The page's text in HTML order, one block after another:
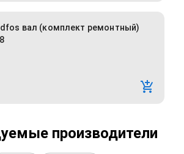
вал (комплект ремонтный)
производители